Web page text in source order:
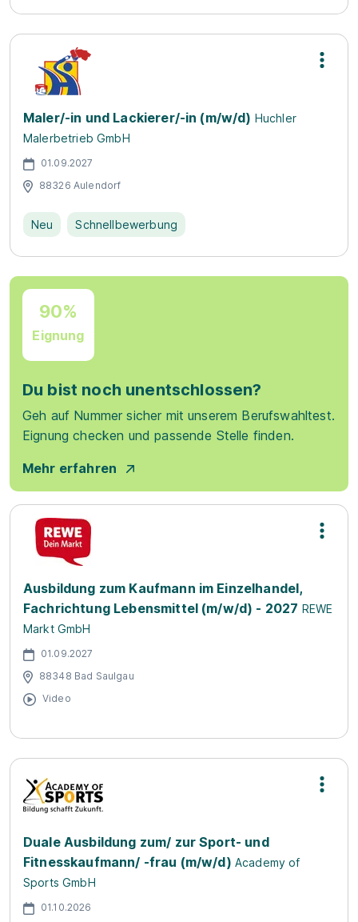
Maler/-in und Lackierer/-in (m/w/d) Huchler
Malerbetrieb GmbH
01.09.2027
88326 Aulendorf
Neu Schnellbewerbung
90%
Eignung
Du bist noch unentschlossen?
Geh auf Nummer sicher mit unserem Berufswahltest.
Eignung checken und passende Stelle finden.
Mehr erfahren
Ausbildung zum Kaufmann im Einzelhandel,
Fachrichtung Lebensmittel (m/w/d) - 2027 REWE
Markt GmbH
01.09.2027
88348 Bad Saulgau
Video
Duale Ausbildung zum/ zur Sport- und
Fitnesskaufmann/ -frau (m/w/d) Academy of
Sports GmbH
01.10.2026